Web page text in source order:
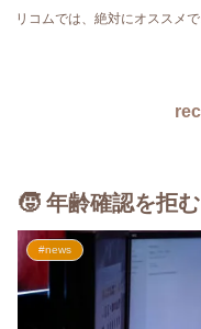
リコムでは、絶対にオススメ
🧒 年齢確認を拒
#news